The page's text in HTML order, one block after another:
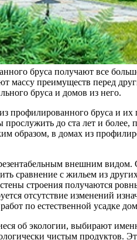
бруса получают все
массу преимуществ перед
бруса и домов из него.
профилированного бруса и
до ста лет и
образом, в домах из
внешним видом.
сравнение с жильем из
строения получаются
отсутствие изменений
по естественной усадке
об экологии, выбирают
чистым продуктов.